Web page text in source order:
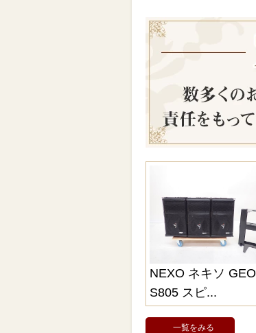
NEXO ネキソ GEO
S805 スピ...
一覧をみる